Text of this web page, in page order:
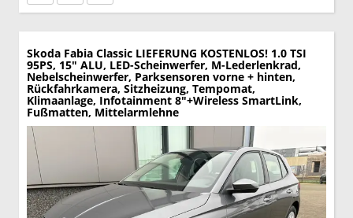
Skoda Fabia Classic LIEFERUNG KOSTENLOS! 1.0 TSI
95PS, 15" ALU, LED-Scheinwerfer, M-Lederlenkrad,
Nebelscheinwerfer, Parksensoren vorne + hinten,
Rückfahrkamera, Sitzheizung, Tempomat,
Klimaanlage, Infotainment 8"+Wireless SmartLink,
Fußmatten, Mittelarmlehne